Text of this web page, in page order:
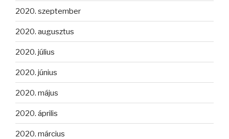
2020. szeptember
2020. augusztus
2020. július
2020. június
2020. május
2020. április
2020. március